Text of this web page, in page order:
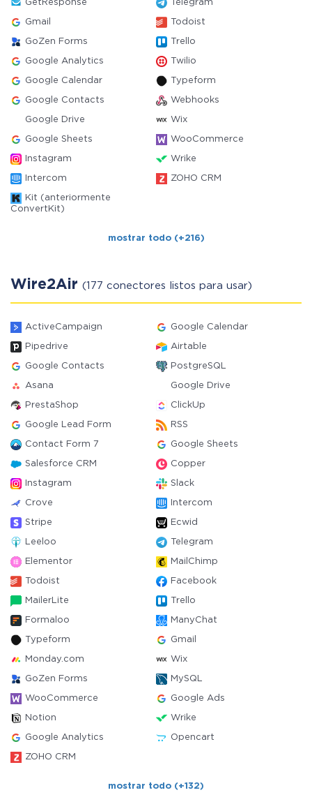
GetResponse Telegram
Gmail Todoist
GoZen Forms Trello
Google Analytics Twilio
Google Calendar Typeform
Google Contacts Webhooks
Google Drive Wix
Google Sheets WooCommerce
Instagram Wrike
Intercom ZOHO CRM
Kit (anteriormente
ConvertKit)
mostrar todo (+216)
Wire2Air (177 conectores listos para usar)
ActiveCampaign Google Calendar
Pipedrive Airtable
Google Contacts PostgreSQL
Asana Google Drive
PrestaShop ClickUp
Google Lead Form RSS
Contact Form 7 Google Sheets
Salesforce CRM Copper
Instagram Slack
Crove Intercom
Stripe Ecwid
Leeloo Telegram
Elementor MailChimp
Todoist Facebook
MailerLite Trello
Formaloo ManyChat
Typeform Gmail
Monday.com Wix
GoZen Forms MySQL
WooCommerce Google Ads
Notion Wrike
Google Analytics Opencart
ZOHO CRM
mostrar todo (+132)